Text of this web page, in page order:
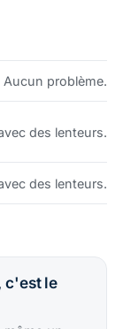
Aucun problème.
des lenteurs.
des lenteurs.
c'est le